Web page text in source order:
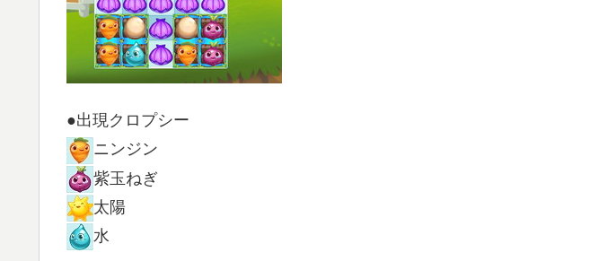
●出現クロプシー
ニンジン
紫玉ねぎ
太陽
水